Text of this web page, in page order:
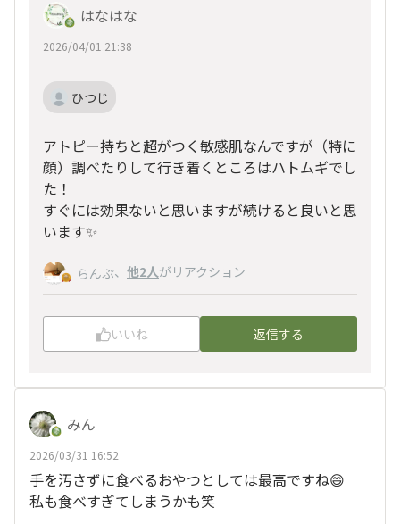
はなはな
2026/04/01 21:38
ひつじ
アトピー持ちと超がつく敏感肌なんですが（特に
顔）調べたりして行き着くところはハトムギでし
た！
すぐには効果ないと思いますが続けると良いと思
います✨
らんぷ、 他2人がリアクション
いいね 返信する
みん
2026/03/31 16:52
手を汚さずに食べるおやつとしては最高ですね😄
私も食べすぎてしまうかも笑